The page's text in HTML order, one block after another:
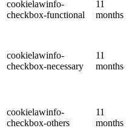
cookielawinfo-
checkbox-functional
11
months
cookielawinfo-
checkbox-necessary
11
months
cookielawinfo-
checkbox-others
11
months